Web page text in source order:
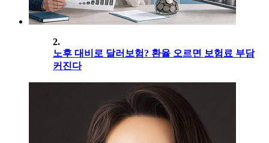
2.
노후 대비로 달러보험? 환율 오르면 보험료 부담
커진다